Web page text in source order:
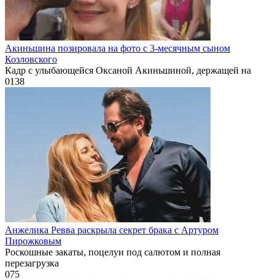
Акиньшина позировала на фото с 3-месячным сыном
Козловского
Кадр с улыбающейся Оксаной Акиньшиной, держащей на
0138
Анжелика Ревва раскрыла секрет брака с Артуром
Пирожковым
Роскошные закаты, поцелуи под салютом и полная
перезагрузка
075